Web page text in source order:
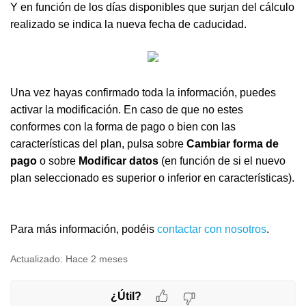
Y en función de los días disponibles que surjan del cálculo
realizado se indica la nueva fecha de caducidad.
Una vez hayas confirmado toda la información, puedes
activar la modificación. En caso de que no estes
conformes con la forma de pago o bien con las
características del plan, pulsa sobre Cambiar forma de
pago o sobre Modificar datos (en función de si el nuevo
plan seleccionado es superior o inferior en características).
Para más información, podéis contactar con nosotros.
Actualizado: Hace 2 meses
¿Útil?